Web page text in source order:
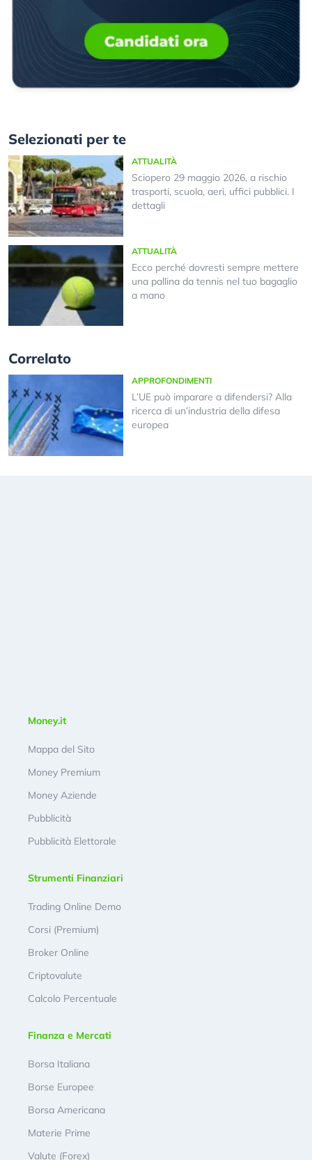
Selezionati per te
ATTUALITÀ
Sciopero 29 maggio 2026, a rischio
trasporti, scuola, aeri, uffici pubblici. I
dettagli
ATTUALITÀ
Ecco perché dovresti sempre mettere
una pallina da tennis nel tuo bagaglio
a mano
Correlato
APPROFONDIMENTI
L’UE può imparare a difendersi? Alla
ricerca di un’industria della difesa
europea
Money.it
Mappa del Sito
Money Premium
Money Aziende
Pubblicità
Pubblicità Elettorale
Strumenti Finanziari
Trading Online Demo
Corsi (Premium)
Broker Online
Criptovalute
Calcolo Percentuale
Finanza e Mercati
Borsa Italiana
Borse Europee
Borsa Americana
Materie Prime
Valute (Forex)